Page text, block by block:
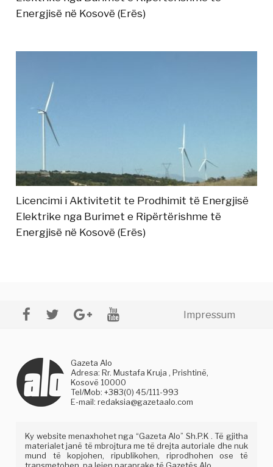
Energjisë në Kosovë (Erës)
Licencimi i Aktivitetit te Prodhimit të Energjisë
Elektrike nga Burimet e Ripërtërishme të
Energjisë në Kosovë (Erës)
Impressum
Gazeta Alo
Adresa: Rr. Mustafa Kruja , Prishtinë,
Kosovë 10000
Tel/Mob: +383(0) 45/111-993
E-mail:redaksia@gazetaalo.com
Ky website menaxhohet nga “Gazeta Alo” Sh.P.K . Të gjitha
materialet janë të mbrojtura me të drejta autoriale dhe nuk
mund të kopjohen, ripublikohen, riprodhohen ose të